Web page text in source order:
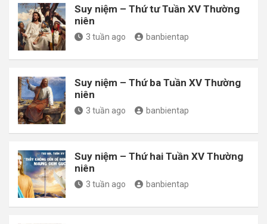
Suy niệm – Thứ tư Tuần XV Thường
niên
3 tuần ago banbientap
Suy niệm – Thứ ba Tuần XV Thường
niên
3 tuần ago banbientap
Suy niệm – Thứ hai Tuần XV Thường
niên
3 tuần ago banbientap